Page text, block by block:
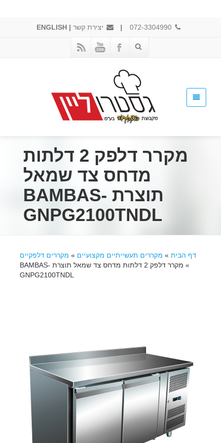
072-3304990
| יצירת קשר |
ENGLISH
מקרר דלפק 2 דלתות
מדחס צד שמאל
תוצרת BAMBAS-
GNPG2100TNDL
דף הבית » מקררים תעשייתיים מקצועיים » מקררים דלפקיים
»
מקרר דלפק 2 דלתות מדחס צד שמאל תוצרת BAMBAS-
GNPG2100TNDL